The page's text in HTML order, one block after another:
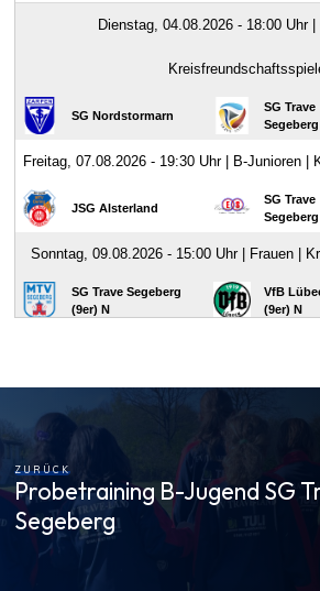
ZURÜCK
Probetraining B-Jugend SG
Segeberg